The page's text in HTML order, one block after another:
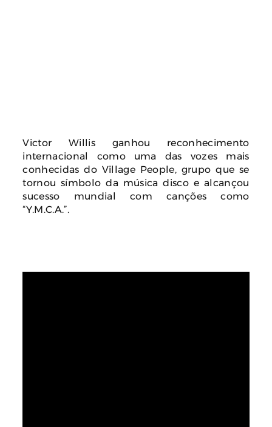
Victor Willis ganhou reconhecimento
internacional como uma das vozes mais
conhecidas do Village People, grupo que se
tornou símbolo da música disco e alcançou
sucesso mundial com canções como
“Y.M.C.A.”.